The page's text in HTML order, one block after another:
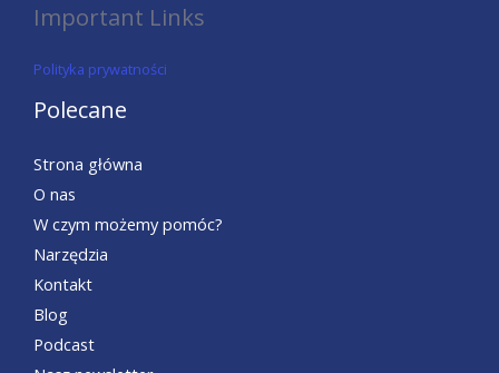
Important Links
Polityka prywatności
Polecane
Strona główna
O nas
W czym możemy pomóc?
Narzędzia
Kontakt
Blog
Podcast